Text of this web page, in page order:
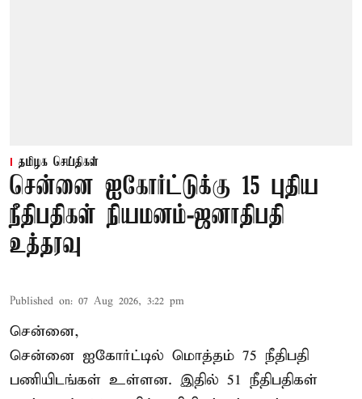
தமிழக செய்திகள்
சென்னை ஐகோர்ட்டுக்கு 15 புதிய
நீதிபதிகள் நியமனம்-ஜனாதிபதி
உத்தரவு
Published on: 07 Aug 2026, 3:22 pm
சென்னை,
சென்னை ஐகோர்ட்டில் மொத்தம் 75 நீதிபதி
பணியிடங்கள் உள்ளன. இதில் 51 நீதிபதிகள்